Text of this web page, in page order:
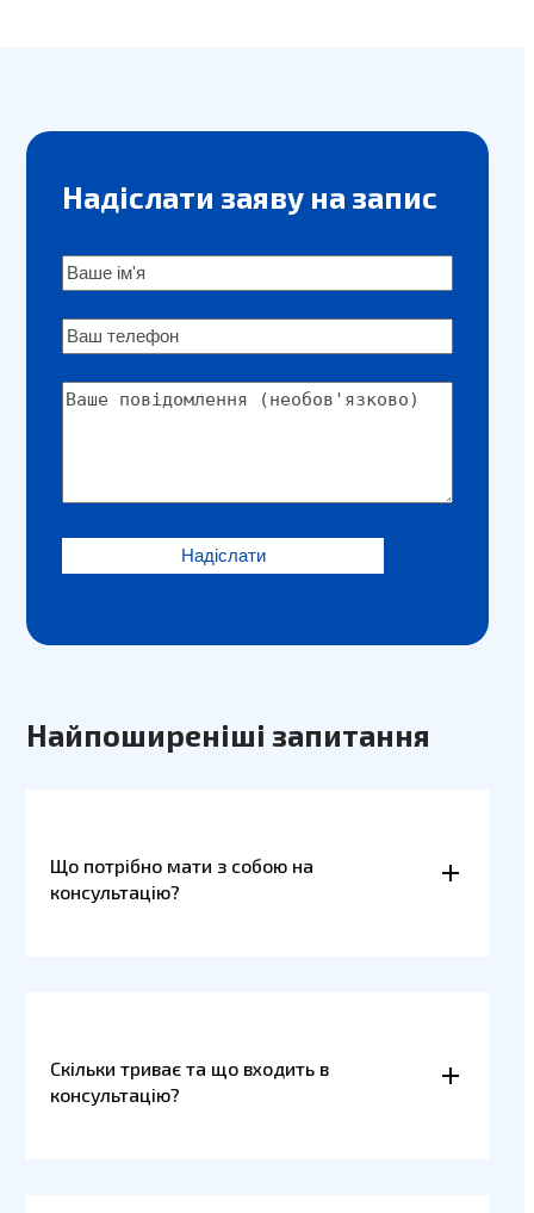
Надіслати заяву на запис
Найпоширеніші запитання
Що потрібно мати з собою на
консультацію?
Скільки триває та що входить в
консультацію?